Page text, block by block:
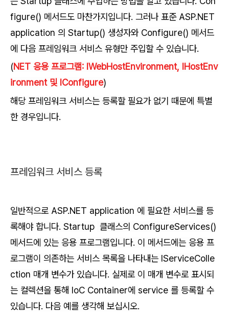
figure() 메서드도 마찬가지입니다. 그러나 표준 ASP.NET
application 의 Startup() 생성자와 Configure() 메서드
에 다음 프레임워크 서비스 유형만 주입할 수 있습니다.
(NET 응용 프로그램: IWebHostEnvironment, IHostEnv
ironment 및 IConfigure)
해당 프레임워크 서비스는 등록할 필요가 없기 때문에 특별
한 경우입니다.
프레임워크 서비스 등록
일반적으로 ASP.NET application 에 필요한 서비스를 등
록해야 합니다. Startup 클래스의 ConfigureServices()
메서드에 있는 응용 프로그램입니다. 이 메서드에는 응용 프
로그램이 의존하는 서비스 목록을 나타내는 IServiceColle
ction 매개 변수가 있습니다. 실제로 이 매개 변수로 표시되
는 컬렉션을 통해 IoC Container에 service 를 등록할 수
있습니다. 다음 예를 생각해 보십시오.